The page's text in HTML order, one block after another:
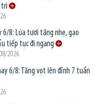
6/8: Lúa tươi tăng nhẹ, gạo
tiếp tục đi ngang
2026
6/8: Tăng vọt lên đỉnh 7 tuần